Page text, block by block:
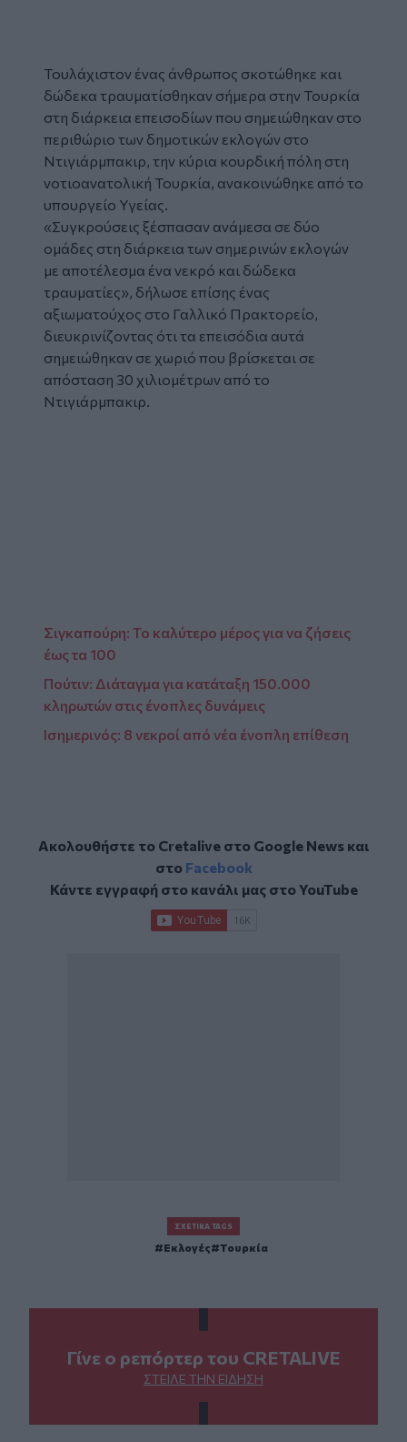
Τουλάχιστον ένας άνθρωπος σκοτώθηκε και
δώδεκα τραυματίσθηκαν σήμερα στην Τουρκία
στη διάρκεια επεισοδίων που σημειώθηκαν στο
περιθώριο των δημοτικών εκλογών στο
Ντιγιάρμπακιρ, την κύρια κουρδική πόλη στη
νοτιοανατολική Τουρκία, ανακοινώθηκε από το
υπουργείο Υγείας.
«Συγκρούσεις ξέσπασαν ανάμεσα σε δύο
ομάδες στη διάρκεια των σημερινών εκλογών
με αποτέλεσμα ένα νεκρό και δώδεκα
τραυματίες», δήλωσε επίσης ένας
αξιωματούχος στο Γαλλικό Πρακτορείο,
διευκρινίζοντας ότι τα επεισόδια αυτά
σημειώθηκαν σε χωριό που βρίσκεται σε
απόσταση 30 χιλιομέτρων από το
Ντιγιάρμπακιρ.
Σιγκαπούρη: Το καλύτερο μέρος για να ζήσεις
έως τα 100
Πούτιν: Διάταγμα για κατάταξη 150.000
κληρωτών στις ένοπλες δυνάμεις
Ισημερινός: 8 νεκροί από νέα ένοπλη επίθεση
Ακολουθήστε το Cretalive στο Google Newsκαι
στο Facebook
Κάντε εγγραφή στο κανάλι μας στοYouTube
ΣΧΕΤΙΚΆ TAGS
Εκλογές Τουρκία
Γίνε ο ρεπόρτερ του CRETALIVE
ΣΤΕΊΛΕ ΤΗΝ ΕΊΔΗΣΗ